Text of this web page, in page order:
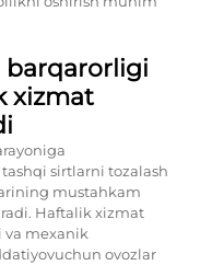
barqarorligi
xizmat
sirtlarni tozalash
mustahkam
Haftalik xizmat
va mexanik
ovozlar